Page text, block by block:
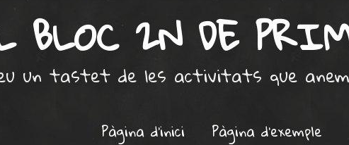
BLOC 2N DE
un tastet de les activitats que
Pàgina d'inici Pàgina d’exemple